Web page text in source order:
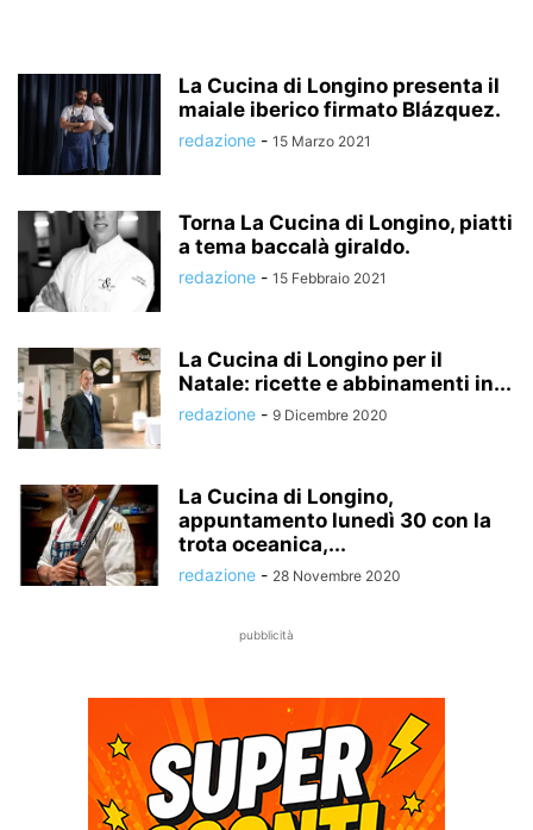
La Cucina di Longino presenta il
maiale iberico firmato Blázquez.
redazione - 15 Marzo 2021
Torna La Cucina di Longino, piatti
a tema baccalà giraldo.
redazione - 15 Febbraio 2021
La Cucina di Longino per il
Natale: ricette e abbinamenti in...
redazione - 9 Dicembre 2020
La Cucina di Longino,
appuntamento lunedì 30 con la
trota oceanica,...
redazione - 28 Novembre 2020
pubblicità